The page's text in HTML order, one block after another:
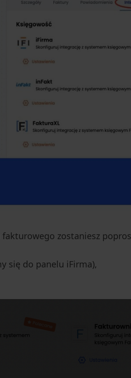
zostaniesz
się do panelu iFirma),